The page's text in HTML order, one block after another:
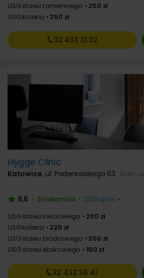
USG stawu ramiennego
250 zł
USG kolana
250 zł
32 433 31 02
Hygge Clinic
Katowice, ul. Paderewskiego 63 (6 km
9,6 • Znakomita • 2236 opinii
USG stawu łokciowego
200 zł
USG kolana
220 zł
USG stawu biodrowego
200 zł
USG stawu skokowego
190 zł
32 433 36 47